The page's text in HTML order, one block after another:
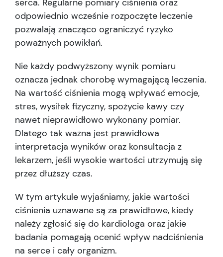
serca. Regularne pomiary ciśnienia oraz
odpowiednio wcześnie rozpoczęte leczenie
pozwalają znacząco ograniczyć ryzyko
poważnych powikłań.
Nie każdy podwyższony wynik pomiaru
oznacza jednak chorobę wymagającą leczenia.
Na wartość ciśnienia mogą wpływać emocje,
stres, wysiłek fizyczny, spożycie kawy czy
nawet nieprawidłowo wykonany pomiar.
Dlatego tak ważna jest prawidłowa
interpretacja wyników oraz konsultacja z
lekarzem, jeśli wysokie wartości utrzymują się
przez dłuższy czas.
W tym artykule wyjaśniamy, jakie wartości
ciśnienia uznawane są za prawidłowe, kiedy
należy zgłosić się do kardiologa oraz jakie
badania pomagają ocenić wpływ nadciśnienia
na serce i cały organizm.